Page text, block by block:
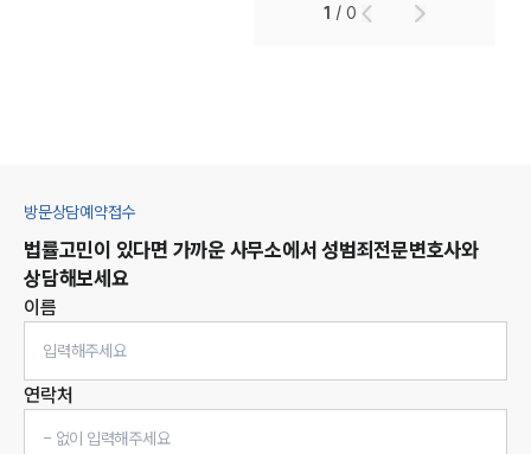
1 /0
방문상담예약접수
법률고민이 있다면 가까운 사무소에서 성범죄전문변호사와
상담해보세요
이름
연락처